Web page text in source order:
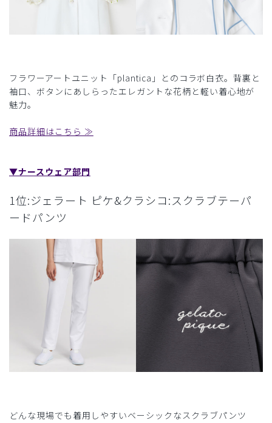
フラワーアートユニット「plantica」とのコラボ白衣。背裏と
袖口、ボタンにあしらったエレガントな花柄と軽い着心地が
魅力。
商品詳細はこちら ≫
▼ナースウェア部門
1位:ジェラート ピケ&クラシコ:スクラブテーパ
ードパンツ
どんな現場でも着用しやすいベーシックなスクラブパンツ